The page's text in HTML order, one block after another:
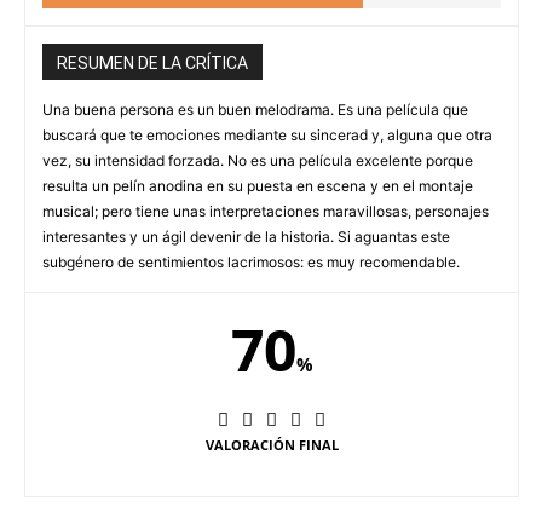
RESUMEN DE LA CRÍTICA
Una buena persona es un buen melodrama. Es una película que
buscará que te emociones mediante su sincerad y, alguna que otra
vez, su intensidad forzada. No es una película excelente porque
resulta un pelín anodina en su puesta en escena y en el montaje
musical; pero tiene unas interpretaciones maravillosas, personajes
interesantes y un ágil devenir de la historia. Si aguantas este
subgénero de sentimientos lacrimosos: es muy recomendable.
70%
VALORACIÓN FINAL